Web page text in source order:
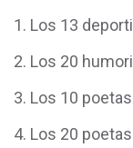
Los 13
Los 20
Los 10
Los 20